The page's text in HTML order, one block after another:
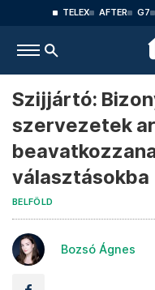
TELEX AFTER G7
Szijjártó:
szervezetek
választásokba
BELFÖLD
Bozsó Ágnes